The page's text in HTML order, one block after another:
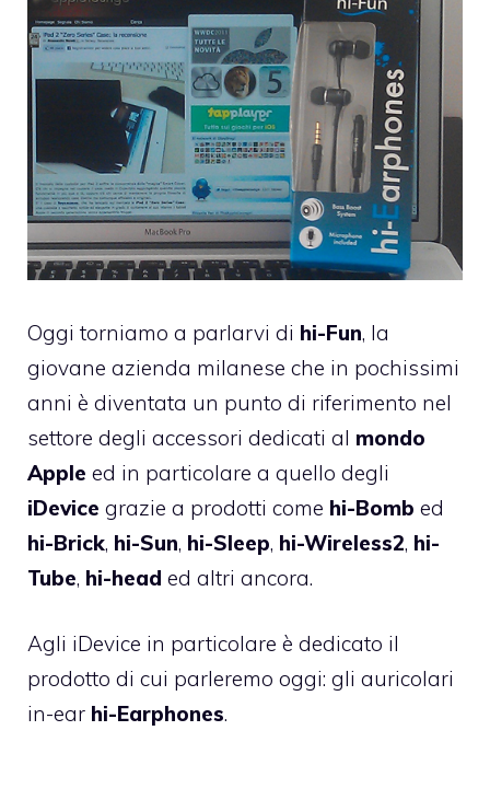
Oggi torniamo a parlarvi di hi-Fun, la
giovane azienda milanese che in pochissimi
anni è diventata un punto di riferimento nel
settore degli accessori dedicati al mondo
Apple ed in particolare a quello degli
iDevice grazie a prodotti come hi-Bomb ed
hi-Brick, hi-Sun, hi-Sleep, hi-Wireless2, hi-
Tube, hi-head ed altri ancora.
Agli iDevice in particolare è dedicato il
prodotto di cui parleremo oggi: gli auricolari
in-ear hi-Earphones.